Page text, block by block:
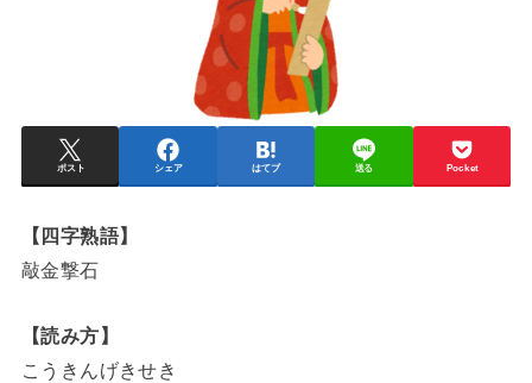
ポスト シェア はてブ 送る Pocket
【四字熟語】
敲金撃石
【読み方】
こうきんげきせき